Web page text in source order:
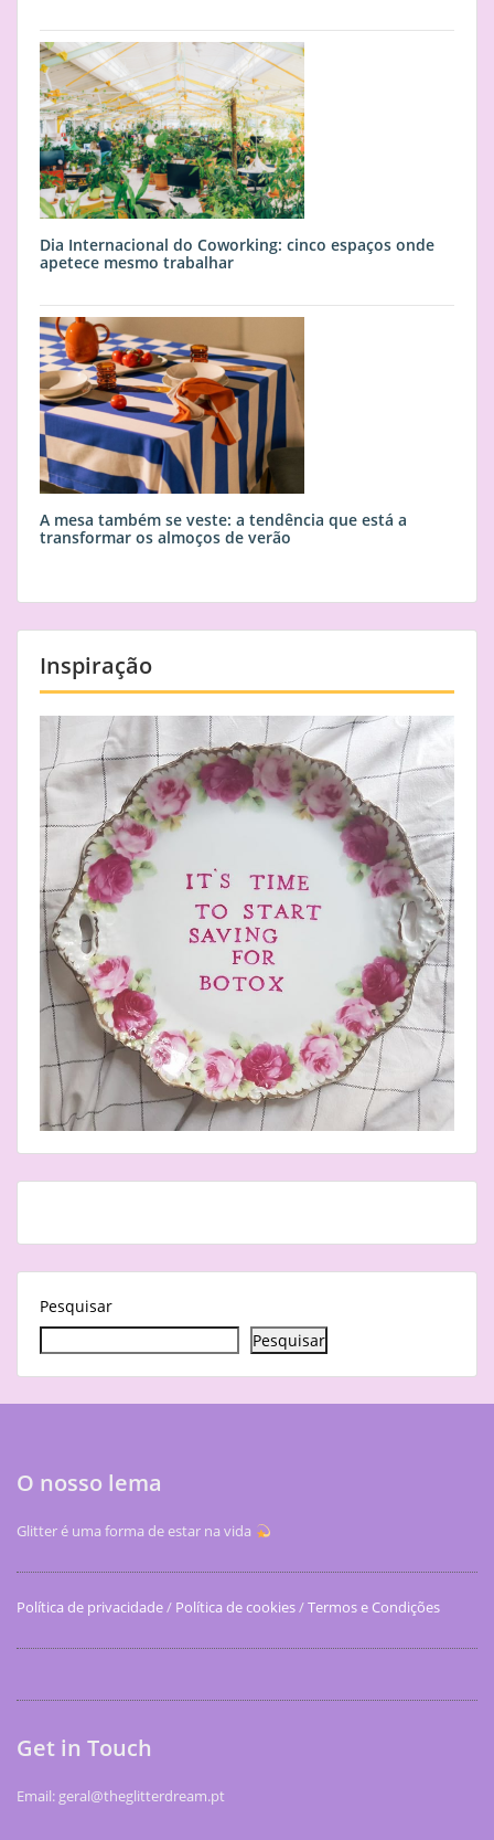
Dia Internacional do Coworking: cinco espaços onde
apetece mesmo trabalhar
A mesa também se veste: a tendência que está a
transformar os almoços de verão
Inspiração
Pesquisar
Pesquisar
O nosso lema
Glitter é uma forma de estar na vida
Política de privacidade/ Política de cookies/Termos e Condições
Get in Touch
Email: geral@theglitterdream.pt